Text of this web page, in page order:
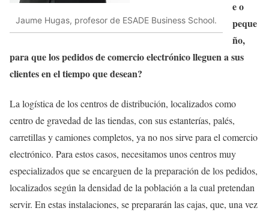
Jaume Hugas, profesor de ESADE Business School.
e o
peque
ño,
para que los pedidos de comercio electrónico lleguen a sus
clientes en el tiempo que desean?
La logística de los centros de distribución, localizados como
centro de gravedad de las tiendas, con sus estanterías, palés,
carretillas y camiones completos, ya no nos sirve para el comercio
electrónico. Para estos casos, necesitamos unos centros muy
especializados que se encarguen de la preparación de los pedidos,
localizados según la densidad de la población a la cual pretendan
servir. En estas instalaciones, se prepararán las cajas, que, una vez